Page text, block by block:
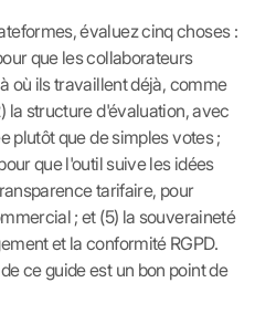
évaluez cinq choses :
que les collaborateurs
où ils travaillent déjà, comme
la structure d'évaluation, avec
plutôt que de simples votes ;
que l'outil suive les idées
tarifaire, pour
; et (5) la souveraineté
et la conformité RGPD.
ce guide est un bon point de